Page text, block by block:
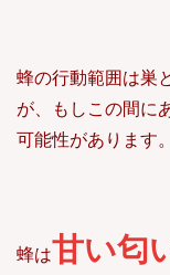
蜂の行動範囲は巣
が、もしこの間に
可能性があります。
蜂は甘い匂